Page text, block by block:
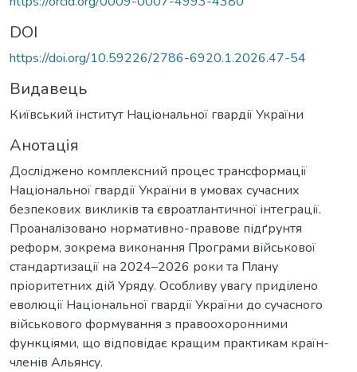
DOI
https://doi.org/10.59226/2786-6920.1.2026.47-54
Видавець
Київський інститут Національної гвардії України
Анотація
Досліджено комплексний процес трансформації
Національної гвардії України в умовах сучасних
безпекових викликів та євроатлантичної інтеграції.
Проаналізовано нормативно-правове підґрунтя
реформ, зокрема виконання Програми військової
стандартизації на 2024–2026 роки та Плану
пріоритетних дій Уряду. Особливу увагу приділено
еволюції Національної гвардії України до сучасного
військового формування з правоохоронними
функціями, що відповідає кращим практикам країн-
членів Альянсу.